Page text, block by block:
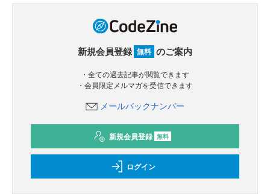
新規会員登録 無料 のご案内
・全ての過去記事が閲覧できます
・会員限定メルマガを受信できます
メールバックナンバー
新規会員登録 無料
ログイン